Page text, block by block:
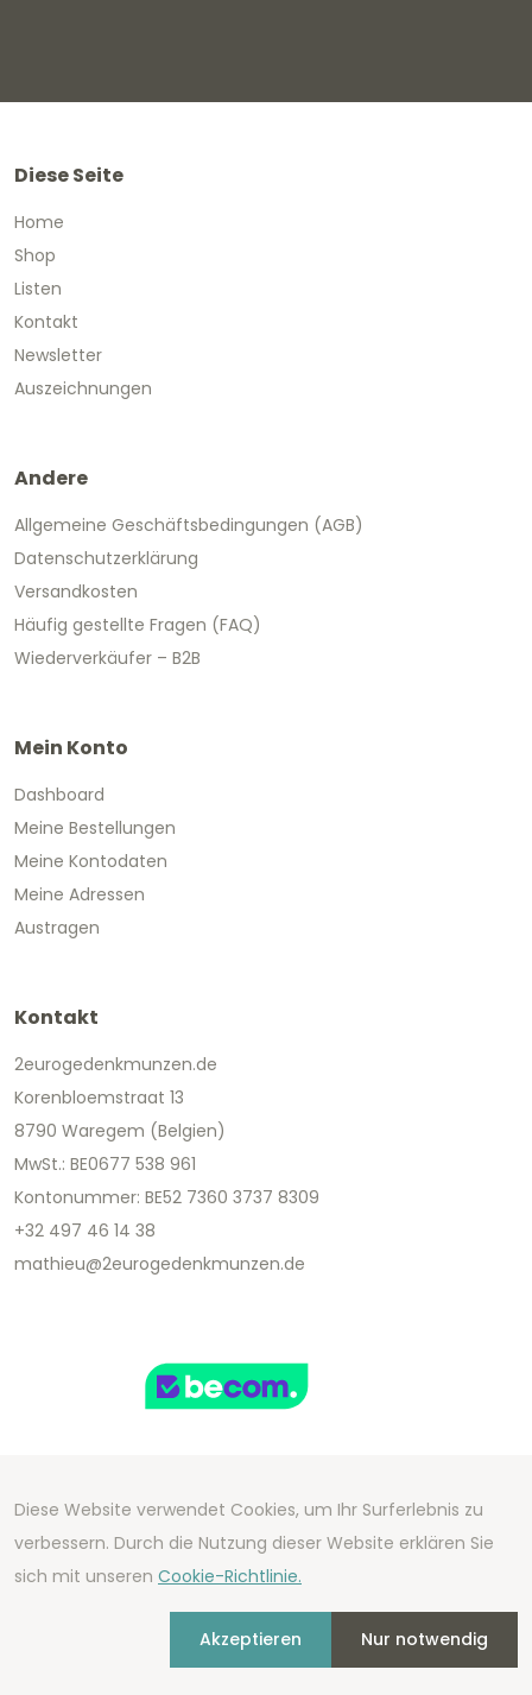
Diese Seite
Home
Shop
Listen
Kontakt
Newsletter
Auszeichnungen
Andere
Allgemeine Geschäftsbedingungen (AGB)
Datenschutzerklärung
Versandkosten
Häufig gestellte Fragen (FAQ)
Wiederverkäufer – B2B
Mein Konto
Dashboard
Meine Bestellungen
Meine Kontodaten
Meine Adressen
Austragen
Kontakt
2eurogedenkmunzen.de
Korenbloemstraat 13
8790 Waregem (Belgien)
MwSt.: BE0677 538 961
Kontonummer: BE52 7360 3737 8309
+32 497 46 14 38
mathieu@2eurogedenkmunzen.de
Copyright 2026 We Can Do Better Online BV
Development by2mprove- Content by
2eurogedenkmunzen.de
Diese Website verwendet Cookies, um Ihr Surferlebnis zu
verbessern. Durch die Nutzung dieser Website erklären Sie
sich mit unseren Cookie-Richtlinie.
Akzeptieren Nur notwendig